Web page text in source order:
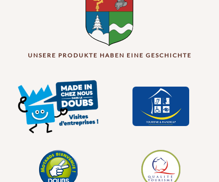
UNSERE PRODUKTE HABEN EINE GESCHICHTE